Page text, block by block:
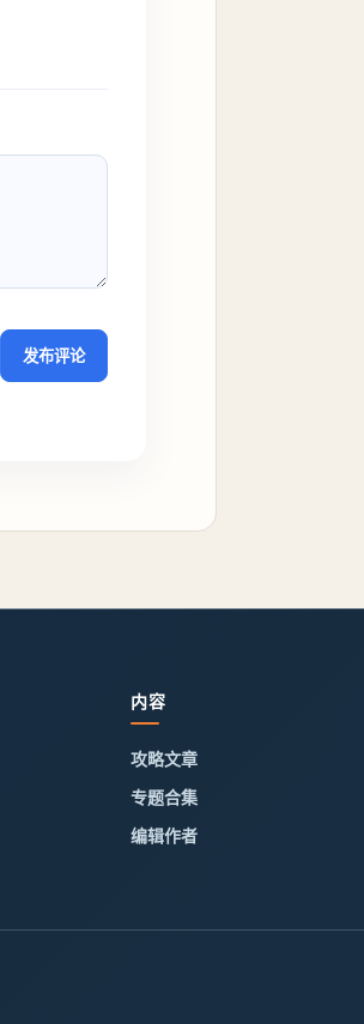
发布评论
内容
攻略文章
专题合集
编辑作者